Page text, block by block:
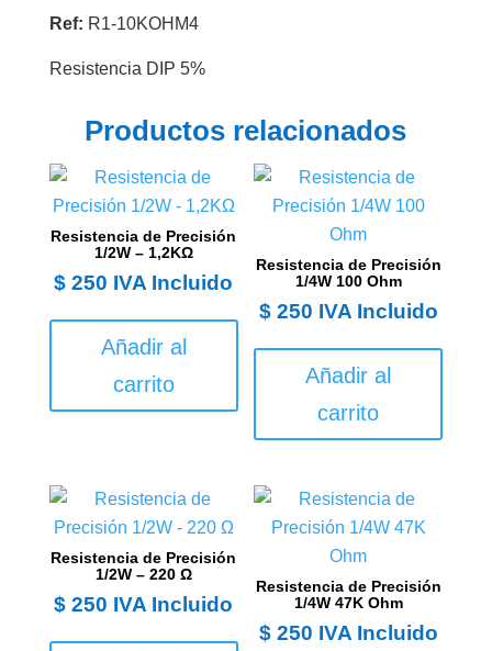
Ref: R1-10KOHM4
Resistencia DIP 5%
Productos relacionados
Resistencia de Precisión
1/2W – 1,2KΩ
$ 250 IVA Incluido
Añadir al
carrito
Resistencia de Precisión
1/4W 100 Ohm
$250 IVA Incluido
Añadir al
carrito
Resistencia de Precisión
1/2W – 220 Ω
$ 250 IVA Incluido
Resistencia de Precisión
1/4W 47K Ohm
$250 IVA Incluido